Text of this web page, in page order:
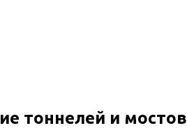
тоннелей и мостов